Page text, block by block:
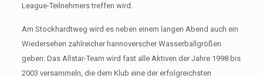
League-Teilnehmers treffen wird.
Am Stockhardtweg wird es neben einem langen Abend auch ein
Wiedersehen zahlreicher hannoverscher Wasserballgrößen
geben: Das Allstar-Team wird fast alle Aktiven der Jahre 1998 bis
2003 versammeln, die dem Klub eine der erfolgreichsten